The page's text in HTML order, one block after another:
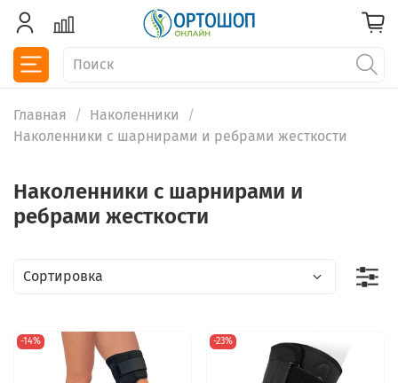
Главная
Наколенники
Наколенники с шарнирами и ребрами жесткости
Наколенники с шарнирами и
ребрами жесткости
-14% -23%